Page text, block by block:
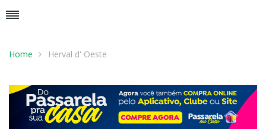
Home Herval d' Oeste